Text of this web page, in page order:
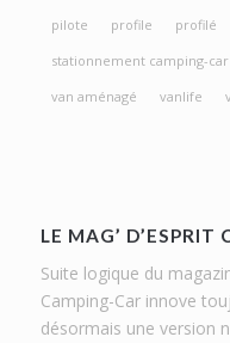
pilote
profile profilé
stationnement camping-car
van aménagé
vanlife
LE MAG’ D’ESPRIT
Suite logique du
Camping-Car innove
désormais une version